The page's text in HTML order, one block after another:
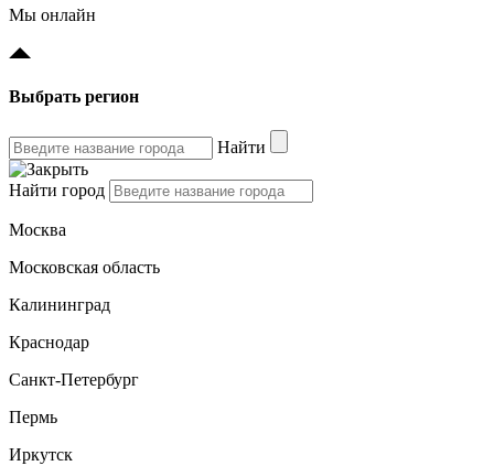
Мы онлайн
Выбрать регион
Найти
Найти город
Москва
Московская область
Калининград
Краснодар
Санкт-Петербург
Пермь
Иркутск